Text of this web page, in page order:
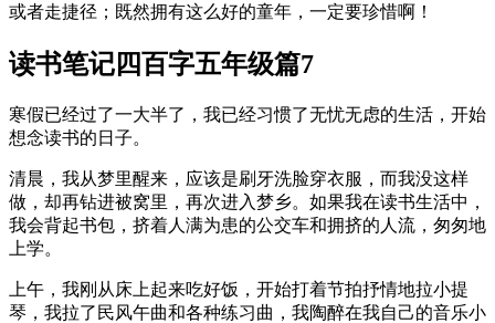
或者走捷径；既然拥有这么好的童年，一定要珍惜啊！
读书笔记四百字五年级篇7
寒假已经过了一大半了，我已经习惯了无忧无虑的生活，开始
想念读书的日子。
清晨，我从梦里醒来，应该是刷牙洗脸穿衣服，而我没这样
做，却再钻进被窝里，再次进入梦乡。如果我在读书生活中，
我会背起书包，挤着人满为患的公交车和拥挤的人流，匆匆地
上学。
上午，我刚从床上起来吃好饭，开始打着节拍抒情地拉小提
琴，我拉了民风午曲和各种练习曲，我陶醉在我自己的音乐小